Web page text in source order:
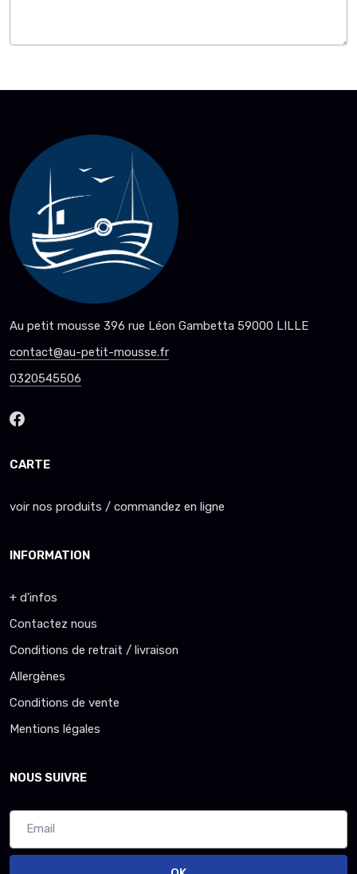
Au petit mousse 396 rue Léon Gambetta 59000 LILLE
contact@au-petit-mousse.fr
0320545506
CARTE
voir nos produits / commandez en ligne
INFORMATION
+ d'infos
Contactez nous
Conditions de retrait / livraison
Allergènes
Conditions de vente
Mentions légales
NOUS SUIVRE